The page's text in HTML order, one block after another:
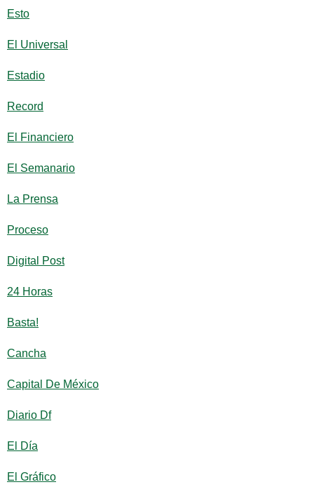
Esto
El Universal
Estadio
Record
El Financiero
El Semanario
La Prensa
Proceso
Digital Post
24 Horas
Basta!
Cancha
Capital De México
Diario Df
El Día
El Gráfico